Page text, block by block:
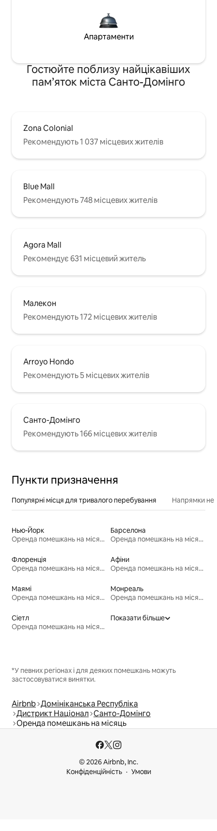
Апартаменти
Гостюйте поблизу найцікавіших
пам’яток міста Санто-Домінго
Zona Colonial
Рекомендують 1 037 місцевих жителів
Blue Mall
Рекомендують 748 місцевих жителів
Agora Mall
Рекомендує 631 місцевий житель
Малекон
Рекомендують 172 місцевих жителів
Arroyo Hondo
Рекомендують 5 місцевих жителів
Санто-Домінго
Рекомендують 166 місцевих жителів
Пункти призначення
Популярні місця для тривалого перебування Напрямки
Нью-Йорк
Оренда помешкань на місяць
Барселона
Оренда помешкань на місяць
Флоренція
Оренда помешкань на місяць
Афіни
Оренда помешкань на місяць
Маямі
Оренда помешкань на місяць
Монреаль
Оренда помешкань на місяць
Сіетл
Оренда помешкань на місяць
Показати більше
*У певних регіонах і для деяких помешкань можуть
застосовуватися винятки.
Airbnb Домініканська Республіка
Дистрикт Націонал Санто-Домінго
Оренда помешкань на місяць
© 2026 Airbnb, Inc.
Конфіденційність
Умови